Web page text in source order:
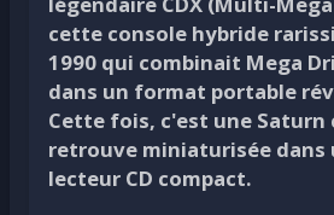
cette console hybride
1990 qui combinait Mega
dans un format portable
Cette fois, c'est une Saturn
retrouve miniaturisée dans
lecteur CD compact.